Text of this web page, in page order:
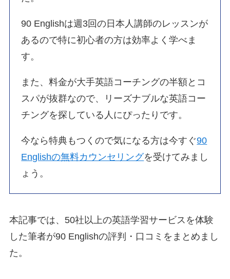
90 Englishは週3回の日本人講師のレッスンが
あるので特に初心者の方は効率よく学べま
す。
また、料金が大手英語コーチングの半額とコ
スパが抜群なので、リーズナブルな英語コー
チングを探している人にぴったりです。
今なら特典もつくので気になる方は今すぐ90
Englishの無料カウンセリングを受けてみまし
ょう。
本記事では、50社以上の英語学習サービスを体験
した筆者が90 Englishの評判・口コミをまとめまし
た。